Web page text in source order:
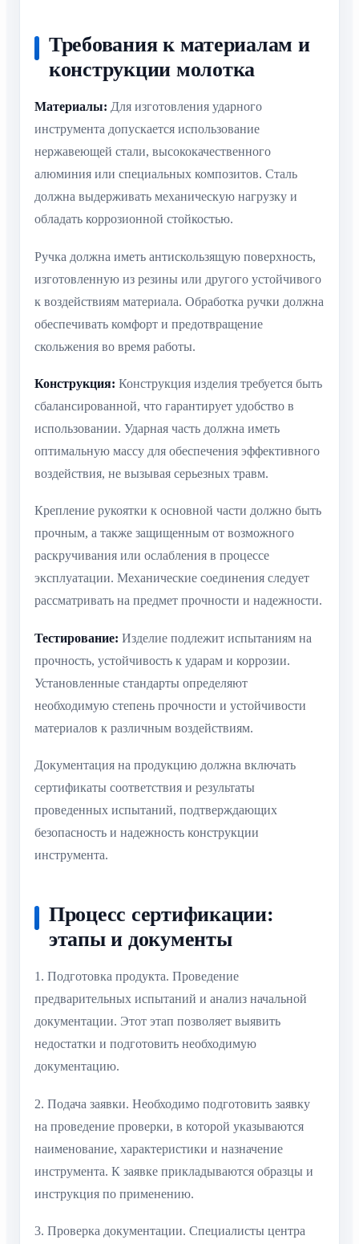
Требования к материалам и
конструкции молотка
Материалы: Для изготовления ударного
инструмента допускается использование
нержавеющей стали, высококачественного
алюминия или специальных композитов. Сталь
должна выдерживать механическую нагрузку и
обладать коррозионной стойкостью.
Ручка должна иметь антискользящую поверхность,
изготовленную из резины или другого устойчивого
к воздействиям материала. Обработка ручки должна
обеспечивать комфорт и предотвращение
скольжения во время работы.
Конструкция: Конструкция изделия требуется быть
сбалансированной, что гарантирует удобство в
использовании. Ударная часть должна иметь
оптимальную массу для обеспечения эффективного
воздействия, не вызывая серьезных травм.
Крепление рукоятки к основной части должно быть
прочным, а также защищенным от возможного
раскручивания или ослабления в процессе
эксплуатации. Механические соединения следует
рассматривать на предмет прочности и надежности.
Тестирование: Изделие подлежит испытаниям на
прочность, устойчивость к ударам и коррозии.
Установленные стандарты определяют
необходимую степень прочности и устойчивости
материалов к различным воздействиям.
Документация на продукцию должна включать
сертификаты соответствия и результаты
проведенных испытаний, подтверждающих
безопасность и надежность конструкции
инструмента.
Процесс сертификации:
этапы и документы
1. Подготовка продукта. Проведение
предварительных испытаний и анализ начальной
документации. Этот этап позволяет выявить
недостатки и подготовить необходимую
документацию.
2. Подача заявки. Необходимо подготовить заявку
на проведение проверки, в которой указываются
наименование, характеристики и назначение
инструмента. К заявке прикладываются образцы и
инструкция по применению.
3. Проверка документации. Специалисты центра